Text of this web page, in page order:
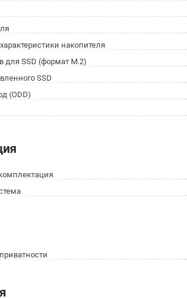
накопителя
для SSD (формат M.2)
SSD
(ODD)